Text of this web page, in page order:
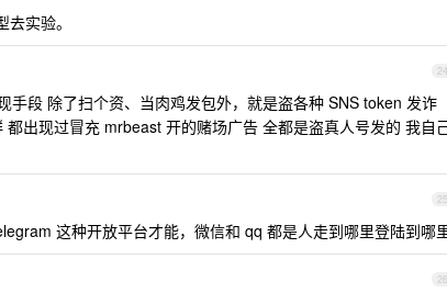
实验。
24
手段 除了扫个资、当肉鸡发包外，就是盗各种 SNS token 发诈
出现过冒充 mrbeast 开的赌场广告 全都是盗真人号发的 我自
25
这种开放平台才能，微信和 qq 都是人走到哪里登陆到哪
26